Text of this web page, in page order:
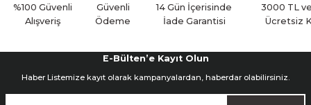
%100 Güvenli
Alışveriş
Güvenli
Ödeme
14 Gün İçerisinde
İade Garantisi
3000 TL
Ücretsiz
E-Bülten’e Kayıt Olun
Haber Listemize kayıt olarak kampanyalardan, haberdar olabilirsiniz.